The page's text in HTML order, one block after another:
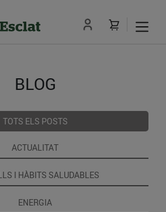
BLOG
TOTS ELS POSTS
ACTUALITAT
I HÀBITS SALUDABLES
ENERGIA